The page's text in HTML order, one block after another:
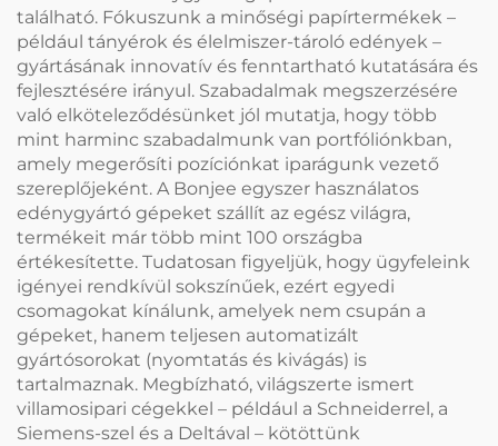
található. Fókuszunk a minőségi papírtermékek –
például tányérok és élelmiszer-tároló edények –
gyártásának innovatív és fenntartható kutatására és
fejlesztésére irányul. Szabadalmak megszerzésére
való elköteleződésünket jól mutatja, hogy több
mint harminc szabadalmunk van portfóliónkban,
amely megerősíti pozíciónkat iparágunk vezető
szereplőjeként. A Bonjee egyszer használatos
edénygyártó gépeket szállít az egész világra,
termékeit már több mint 100 országba
értékesítette. Tudatosan figyeljük, hogy ügyfeleink
igényei rendkívül sokszínűek, ezért egyedi
csomagokat kínálunk, amelyek nem csupán a
gépeket, hanem teljesen automatizált
gyártósorokat (nyomtatás és kivágás) is
tartalmaznak. Megbízható, világszerte ismert
villamosipari cégekkel – például a Schneiderrel, a
Siemens-szel és a Deltával – kötöttünk